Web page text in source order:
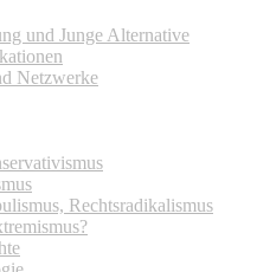
und Junge Alternative
Netzwerke
Rechtsradikalismus